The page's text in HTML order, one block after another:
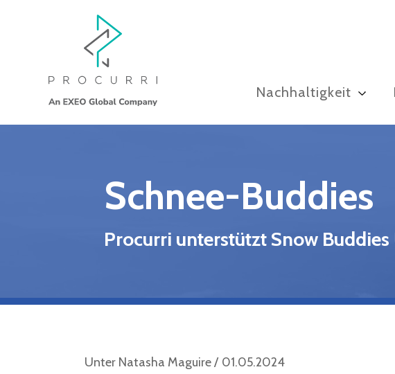
Nachhaltigkeit
Schnee-Buddies
Procurri unterstützt Snow Buddies
Unter Natasha Maguire 01.05.2024